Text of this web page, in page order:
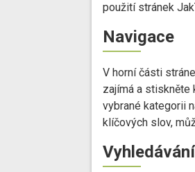
použití stránek
Navigace
V horní části
zajímá a stiskněte
vybrané kategorii
klíčových slov,
Vyhledávání